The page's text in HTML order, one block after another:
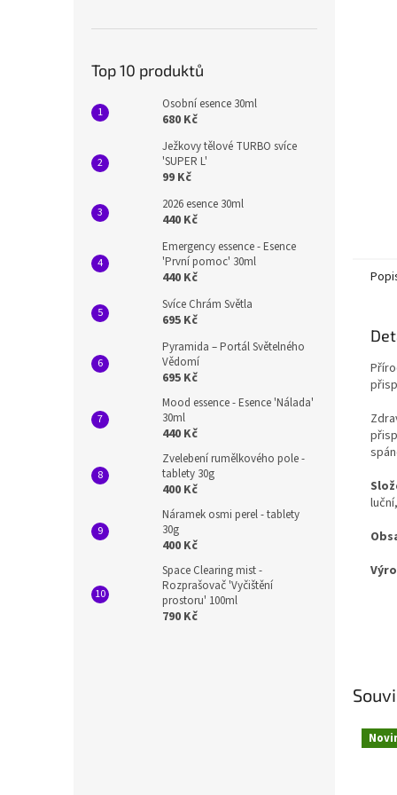
Top 10 produktů
Osobní esence 30ml
680 Kč
Ježkovy tělové TURBO svíce
'SUPER L'
99 Kč
2026 esence 30ml
440 Kč
Emergency essence - Esence
'První pomoc' 30ml
440 Kč
Svíce Chrám Světla
695 Kč
Pyramida – Portál Světelného
Vědomí
695 Kč
Mood essence - Esence 'Nálada'
30ml
440 Kč
Zvelebení rumělkového pole -
tablety 30g
400 Kč
Náramek osmi perel - tablety
30g
400 Kč
Space Clearing mist -
Rozprašovač 'Vyčištění
prostoru' 100ml
790 Kč